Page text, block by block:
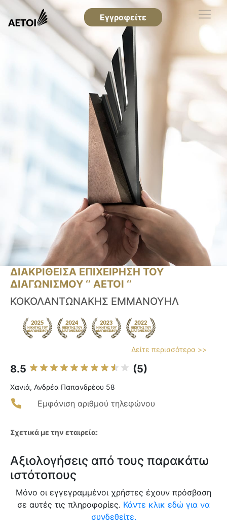
Εγγραφείτε
ΔΙΑΚΡΙΘΕΙΣΑ ΕΠΙΧΕΙΡΗΣΗ ΤΟΥ
ΔΙΑΓΩΝΙΣΜΟΥ ‘’ ΑΕΤΟΙ ‘’
ΚΟΚΟΛΑΝΤΩΝΑΚΗΣ ΕΜΜΑΝΟΥΗΛ
Δείτε περισσότερα >>
8.5 (5)
Χανιά, Ανδρέα Παπανδρέου 58
Εμφάνιση αριθμού τηλεφώνου
Σχετικά με την εταιρεία:
Αξιολογήσεις από τους παρακάτω
ιστότοπους
Μόνο οι εγγεγραμμένοι χρήστες έχουν πρόσβαση
σε αυτές τις πληροφορίες. Κάντε κλικ εδώ για να
συνδεθείτε.